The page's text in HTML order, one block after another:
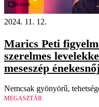
Videó
2024. 11. 12.
Marics Peti
szerelmes
meseszép
Nemcsak gyönyörű,
MEGASZTÁR